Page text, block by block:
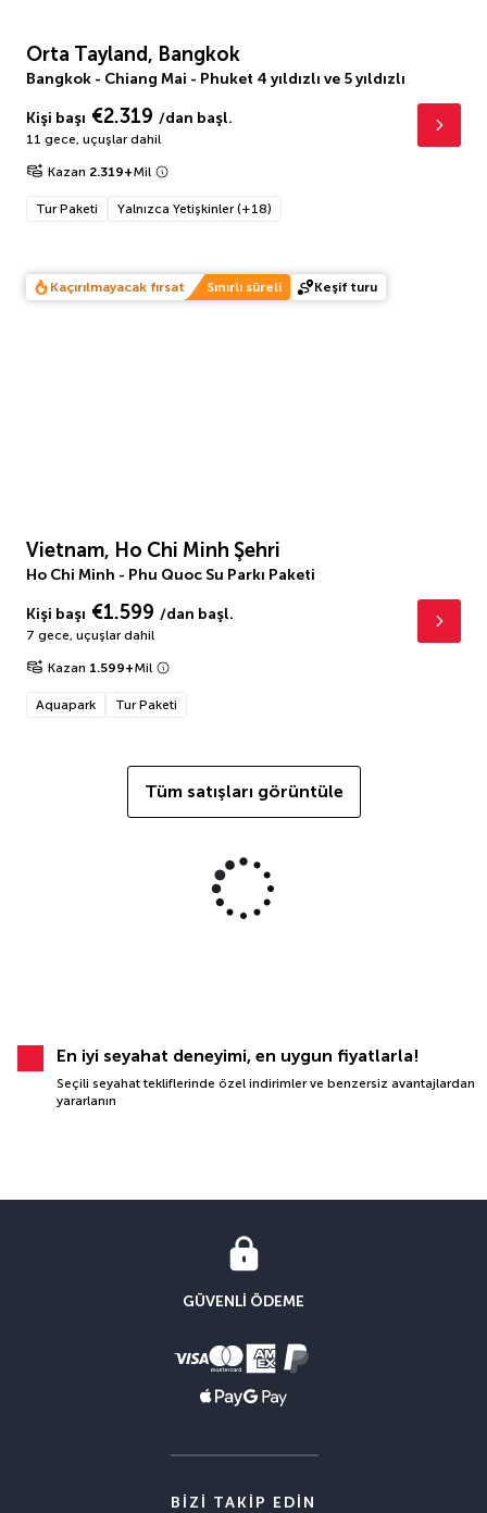
Orta Tayland, Bangkok
Bangkok - Chiang Mai - Phuket 4 yıldızlı ve 5 yıldızlı
Kişi başı €2.319 /dan başl.
11 gece, uçuşlar dahil
Kazan 2.319+Mil
Tur Paketi Yalnızca Yetişkinler (+18)
Kaçırılmayacak fırsat Sınırlı süreli Keşif turu
Vietnam, Ho Chi Minh Şehri
Ho Chi Minh - Phu Quoc Su Parkı Paketi
Kişi başı €1.599 /dan başl.
7 gece, uçuşlar dahil
Kazan 1.599+Mil
Aquapark Tur Paketi
Tüm satışları görüntüle
En iyi seyahat deneyimi, en uygun fiyatlarla!
Seçili seyahat tekliflerinde özel indirimler ve benzersiz avantajlardan
yararlanın
GÜVENLI ÖDEME
BIZI TAKIP EDIN